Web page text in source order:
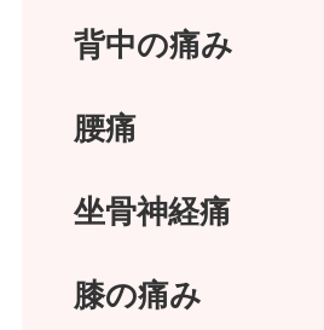
背中の痛み
腰痛
坐骨神経痛
膝の痛み